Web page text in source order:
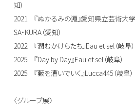
知）
2021 『ぬかるみの淵』愛知県立芸術大学
SA・KURA（愛知）
2022 『潤むかけらたち』Eau et sel（岐阜）
2025 『Day by Day』Eau et sel（岐阜）
2025 『藪を漕いでいく』Lucca445（岐阜）
〈グループ展〉